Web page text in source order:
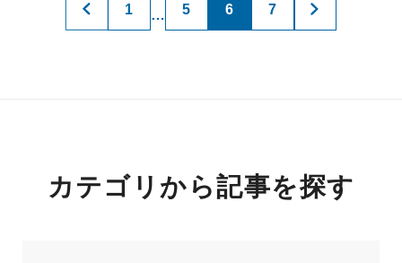
1 … 5 6 7
カテゴリから記事を探す